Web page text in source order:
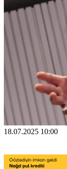
18.07.2025 10:00